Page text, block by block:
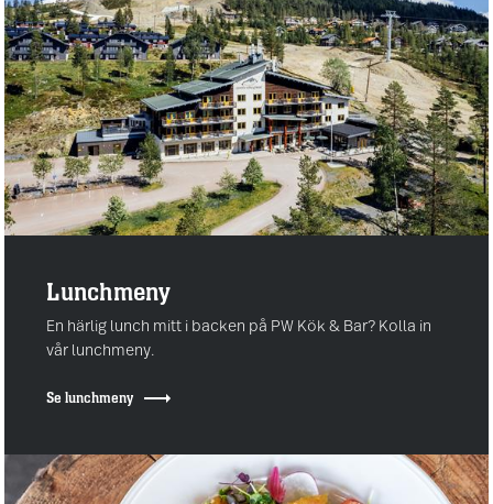
Lunchmeny
En härlig lunch mitt i backen på PW Kök & Bar? Kolla in
vår lunchmeny.
Se lunchmeny